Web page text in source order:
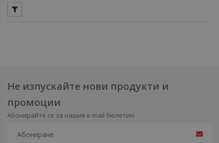
Не изпускайте нови продукти и
промоции
Абонирайте се за нашия e-mail бюлетин